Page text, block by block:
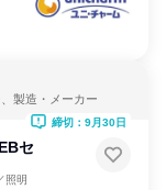
製造・メーカー
セ
照明
締切：9月30日